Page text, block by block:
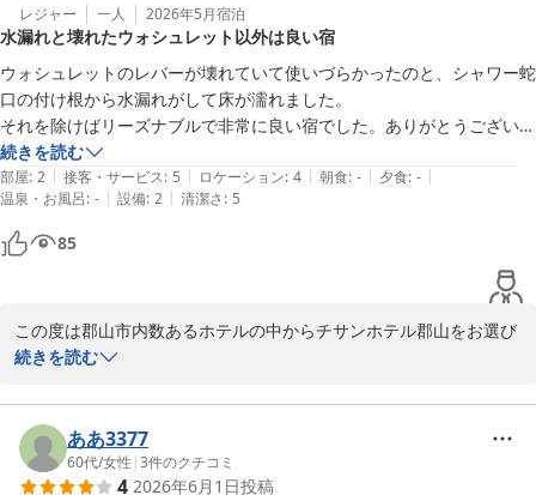
た。
またのご来館をスタッフ一同心よりお待ち申し上げます。
チサンホテル郡山
福重
チサンホテル郡山
2026-06-11
レジャー 一人 2026年5月宿泊
水漏れと壊れたウォシュレット以外は良い宿
ウォシュレットのレバーが壊れていて使いづらかったのと、シャワー蛇
口の付け根から水漏れがして床が濡れました。
それを除けばリーズナブルで非常に良い宿でした。ありがとうございま
した。
続きを読む
部屋: 2 | 接客・サービス: 5 | ロケーション: 4 | 朝食: - | 夕食: - |
温泉・お風呂: - | 設備: 2 | 清潔さ: 5
85
この度は郡山市内数あるホテルの中からチサンホテル郡山をお選び
いただき誠に有難うございました。
バスルームの件ではご不便をおかけし誠に申し訳ございませんでし
た。
早速ながらご指摘の箇所を修繕いたしました。
常日頃のルームメイクの際には、異変にすぐ気づけるよう五感を研
続きを読む
ああ3377
60代/女性 |3件のクチコミ
4 2026年6月1日投稿